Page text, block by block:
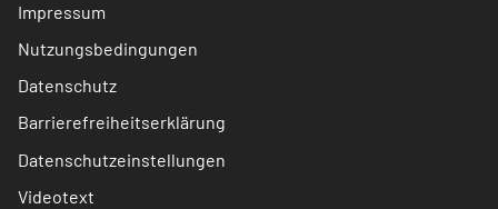
Impressum
Nutzungsbedingungen
Datenschutz
Barrierefreiheitserklärung
Datenschutzeinstellungen
Videotext